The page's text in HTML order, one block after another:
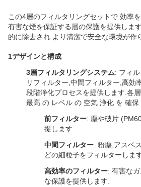
この4層のフィルタリングセットで 効率
有害な煙を保証する層の保護を提供しま
的に除去され より清潔で安全な環境が作
1デザインと構成
3層フィルタリングシステム: フィ
リフィルター,中間フィルター,高効
段階浄化プロセスを提供します.各
最高 の レベル の 空気 浄化 を 確保
前フィルター: 塵や破片
捉します.
中間フィルター: 粉塵,アスベ
どの細粒子をフィルターしま
高効率のフィルター: 有害な
な保護を提供します.